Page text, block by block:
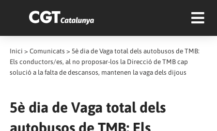
Inici > Comunicats > 5è dia de Vaga total dels autobusos de TMB:
Els conductors/es, al no proposar-los la Direcció de TMB cap
solució a la falta de descansos, mantenen la vaga dels dijous
5è dia de Vaga total dels
autobusos de TMB: Els